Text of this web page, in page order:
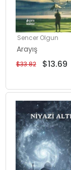
Sencer Olgun
Arayış
$13.69
$33.82